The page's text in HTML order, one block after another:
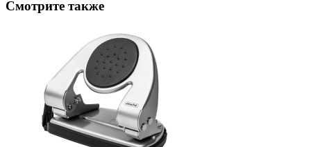
Смотрите также